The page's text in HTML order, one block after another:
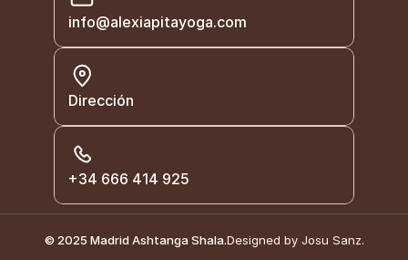
info@alexiapitayoga.com
Dirección
+34 666 414 925
© 2025 Madrid Ashtanga Shala.Designed by Josu Sanz.